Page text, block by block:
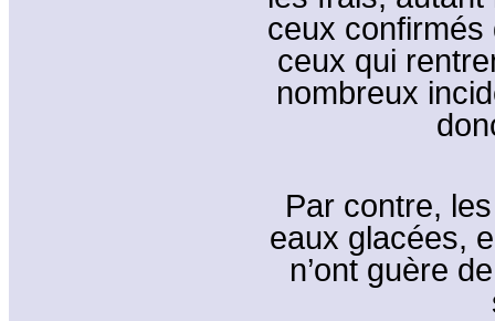
ceux
ceux qui
nombreux
Par contre,
eaux glacées,
n’ont guère